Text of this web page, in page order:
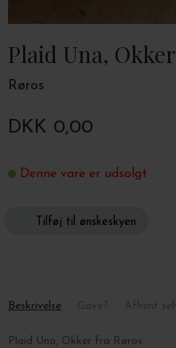
Plaid Una, Okker
Røros
DKK 0,00
Denne vare er udsolgt
Tilføj til ønskeskyen
Beskrivelse
Plaid Una, Okker fra Røros